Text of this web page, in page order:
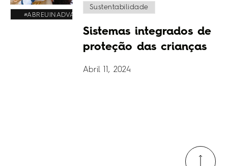
#ABREUINADVANCE
Sustentabilidade
Sistemas integrados de
proteção das crianças
Abril 11, 2024